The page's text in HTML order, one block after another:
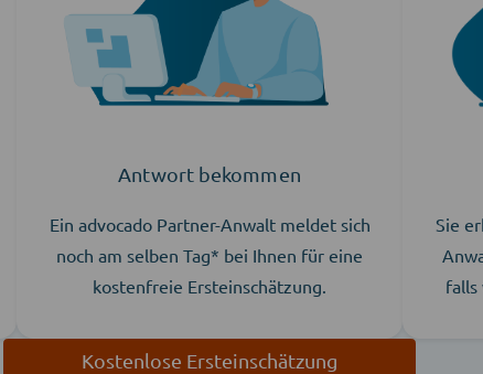
Antwort bekommen
Ein advocado Partner-Anwalt meldet sich
noch am selben Tag* bei Ihnen für eine
kostenfreie Ersteinschätzung.
Sie
falls
Kostenlose Ersteinschätzung